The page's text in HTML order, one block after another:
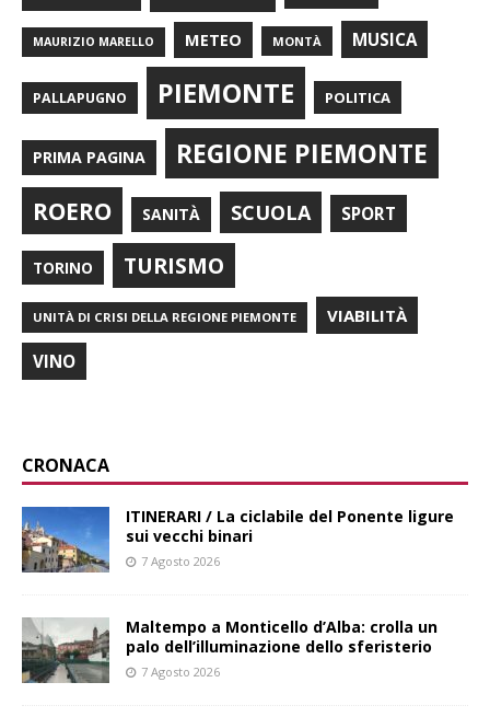
MAURIZIO MARELLO METEO MONTÀ MUSICA
PALLAPUGNO PIEMONTE POLITICA
PRIMA PAGINA REGIONE PIEMONTE
ROERO SANITÀ SCUOLA SPORT
TORINO TURISMO
UNITÀ DI CRISI DELLA REGIONE PIEMONTE VIABILITÀ
VINO
CRONACA
ITINERARI / La ciclabile del Ponente ligure
sui vecchi binari
7 Agosto 2026
Maltempo a Monticello d’Alba: crolla un
palo dell’illuminazione dello sferisterio
7 Agosto 2026